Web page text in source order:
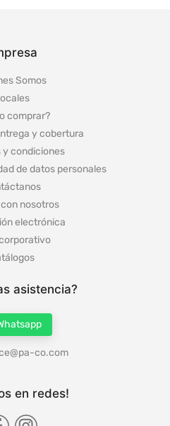
Somos
comprar?
y cobertura
y condiciones
de datos personales
nosotros
electrónica
asistencia?
co.com
en redes!